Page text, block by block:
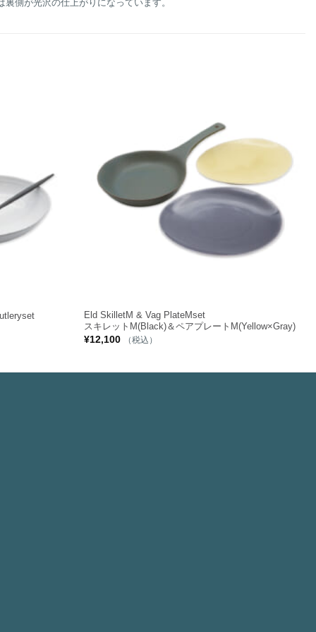
側が光沢の仕上がりになっています。
Eld SkilletM & Vag PlateMset
スキレットM(Black)＆ペアプレートM(Yellow×Gray)
¥12,100 （税込）